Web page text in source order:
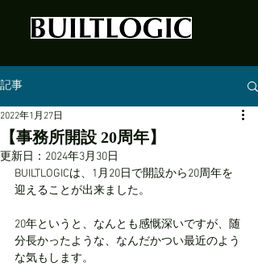
記事
【事務所開設 20周年】
2022年1月27日
更新日： 2024年3月30日
BUILTLOGICは、1月20日で開設から20周年を
迎えることが出来ました。
20年というと、なんとも感慨深いですが、随
分長かったような、なんだかつい最近のよう
な気もします。